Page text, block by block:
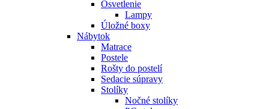
Osvetlenie
Lampy
Úložné boxy
Nábytok
Matrace
Postele
Rošty do postelí
Sedacie súpravy
Stolíky
Nočné stolíky